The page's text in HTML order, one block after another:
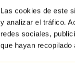
Las cookies de este
y analizar el tráfico.
redes sociales,
que hayan